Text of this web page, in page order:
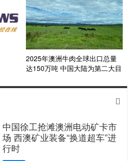
2025年澳洲牛肉全球出口总量
达150万吨 中国大陆为第二大目

中国徐工抢滩澳洲电动矿卡市
场 西澳矿业装备“换道超车”进
行时